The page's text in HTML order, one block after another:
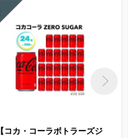
【コカ・コーラボトラーズジ